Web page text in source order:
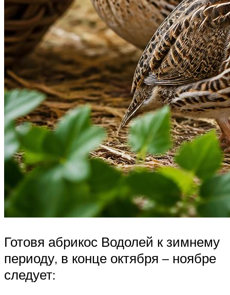
Готовя абрикос Водолей к зимнему
периоду, в конце октября – ноябре
следует: